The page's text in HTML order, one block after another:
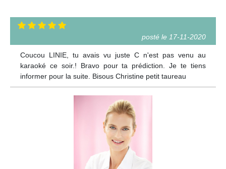
posté le 17-11-2020
Coucou LINIE, tu avais vu juste C n'est pas venu au
karaoké ce soir.! Bravo pour ta prédiction. Je te tiens
informer pour la suite. Bisous Christine petit taureau